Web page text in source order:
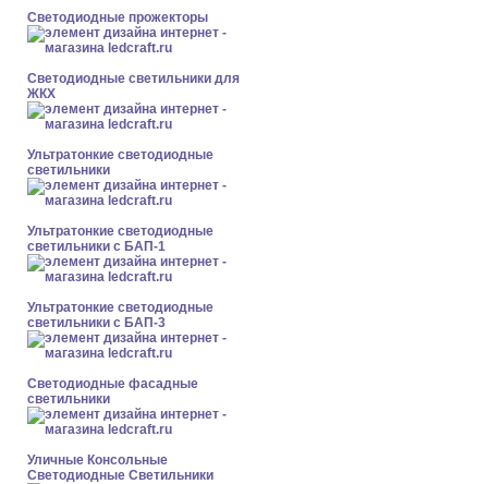
Светодиодные прожекторы
Светодиодные светильники для
ЖКХ
Ультратонкие светодиодные
светильники
Ультратонкие светодиодные
светильники с БАП-1
Ультратонкие светодиодные
светильники с БАП-3
Светодиодные фасадные
светильники
Уличные Консольные
Светодиодные Светильники